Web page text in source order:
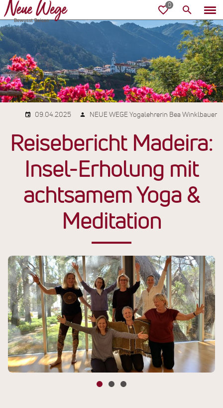
09.04.2025 NEUE WEGE Yogalehrerin Bea Winklbauer
Reisebericht Madeira:
Insel-Erholung mit
achtsamem Yoga &
Meditation